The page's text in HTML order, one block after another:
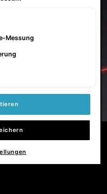
und speicherbar ("Auswahl
unter dem Link
Für weitere
Messung